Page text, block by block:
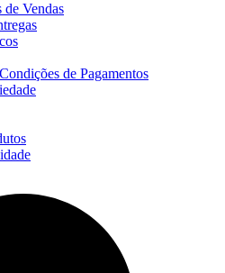
de Vendas
de Pagamentos